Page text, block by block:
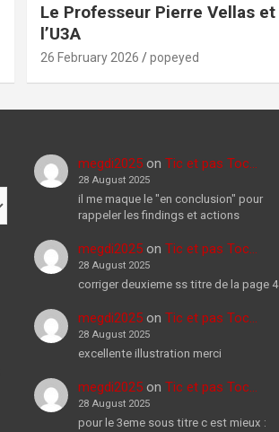
Le Professeur Pierre Vellas et
l’U3A
26 February 2026 popeyed
megdi2025on Tic et pas Toc…
28 August 2025
il me maque le "en conclusion" pour
rappeler les findings et actions
megdi2025on Tic et pas Toc…
28 August 2025
corriger deuxieme ss titre de la page 4
megdi2025on Tic et pas Toc…
28 August 2025
excellente illustration merci
megdi2025on Tic et pas Toc…
28 August 2025
pour le 3eme sous titre c est mieux :